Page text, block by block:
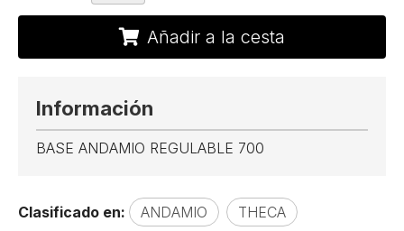
Añadir a la cesta
Información
BASE ANDAMIO REGULABLE 700
Clasificado en: ANDAMIO THECA